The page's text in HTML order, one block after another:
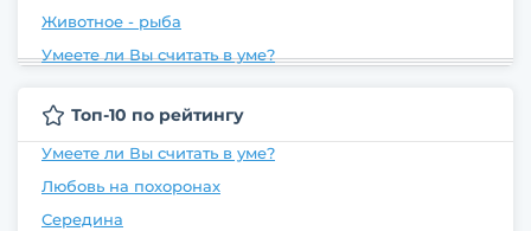
Животное - рыба
Умеете ли Вы считать в уме?
Топ-10 по рейтингу
Умеете ли Вы считать в уме?
Любовь на похоронах
Середина